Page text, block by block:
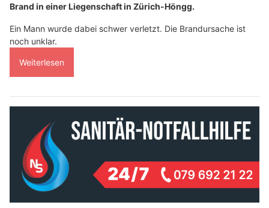
Brand in einer Liegenschaft in Zürich-Höngg.
Ein Mann wurde dabei schwer verletzt. Die Brandursache ist
noch unklar.
Weiterlesen